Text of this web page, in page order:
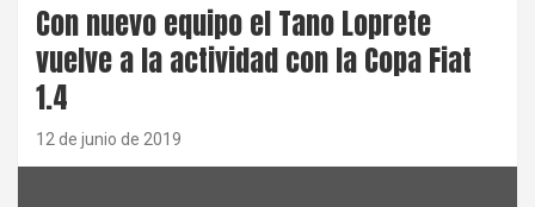
Con nuevo equipo el Tano Loprete
vuelve a la actividad con la Copa Fiat
1.4
12 de junio de 2019